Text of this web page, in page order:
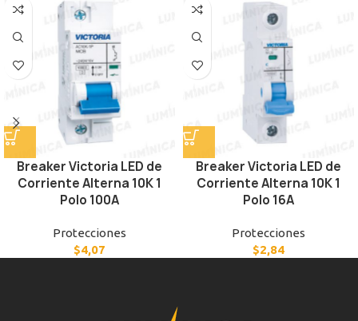
Breaker Victoria LED de
Corriente Alterna 10K 1
Polo 100A
Protecciones
$4,07
Breaker Victoria LED de
Corriente Alterna 10K 1
Polo 16A
Protecciones
$2,84